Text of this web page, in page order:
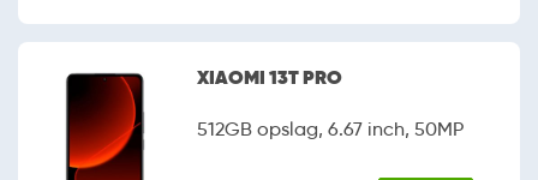
XIAOMI 13T PRO
512GB opslag, 6.67 inch, 50MP